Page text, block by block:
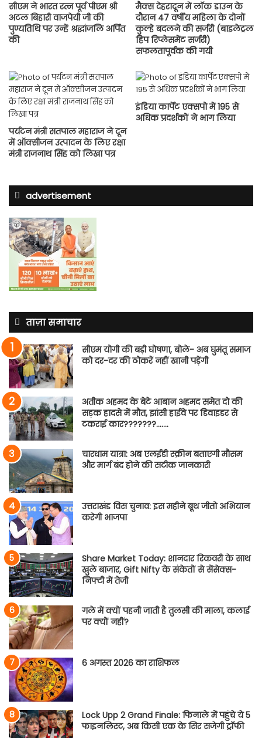
सीएम ने भारत रत्न पूर्व पीएम श्री
अटल बिहारी वाजपेयी जी की
पुण्यतिथि पर उन्हें श्रद्धांजलि अर्पित
की
मैक्स देहरादून में लॉक डाउन के
दौरान 47 वर्षीय महिला के दोनों
कुल्हे बदलने की सर्जरी (बाइलेट्रल
हिप रिप्लेसमेंट सर्जरी)
सफलतापूर्वक की गयी
पर्यटन मंत्री सतपाल महाराज ने दून
में ऑक्सीजन उत्पादन के लिए रक्षा
मंत्री राजनाथ सिंह को लिखा पत्र
इंडिया कार्पेट एक्सपो में 195 से
अधिक प्रदर्शकों ने भाग लिया
advertisement
ताज़ा समाचार
सीएम योगी की बड़ी घोषणा, बोले- अब घुमंतू समाज
को दर-दर की ठोकरें नहीं खानी पड़ेंगी
अतीक अहमद के बेटे आबान अहमद समेत दो की
सड़क हादसे में मौत, झांसी हाईवे पर डिवाइडर से
टकराई कार???????…….
चारधाम यात्रा: अब एलईडी स्क्रीन बताएगी मौसम
और मार्ग बंद होने की सटीक जानकारी
उत्तराखंड विस चुनाव: इस महीने बूथ जीतो अभियान
करेगी भाजपा
Share Market Today: शानदार रिकवरी के साथ
खुले बाजार, Gift Nifty के संकेतों से सेंसेक्स-
निफ्टी में तेजी
गले में क्यों पहनी जाती है तुलसी की माला, कलाई
पर क्यों नहीं?
6 अगस्त 2026 का राशिफल
Lock Upp 2 Grand Finale: फिनाले में पहुंचे ये 5
फाइनलिस्ट, अब किसी एक के सिर सजेगी ट्रॉफी